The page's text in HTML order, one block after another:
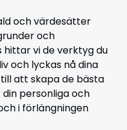
och värdesätter
och
vi de verktyg du
och lyckas nå dina
att skapa de bästa
personliga och
i förlängningen